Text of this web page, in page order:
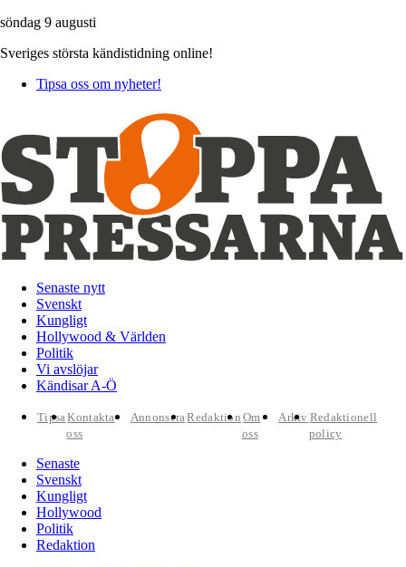
söndag 9 augusti
Sveriges största kändistidning online!
Tipsa oss om nyheter!
Senaste nytt
Svenskt
Kungligt
Hollywood & Världen
Politik
Vi avslöjar
Kändisar A-Ö
TipsaKontakta
oss
AnnonseraRedaktion Om
oss
Arkiv Redaktionell
policy
Senaste
Svenskt
Kungligt
Hollywood
Politik
Redaktion